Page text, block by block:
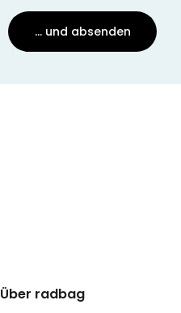
... und absenden
Über radbag